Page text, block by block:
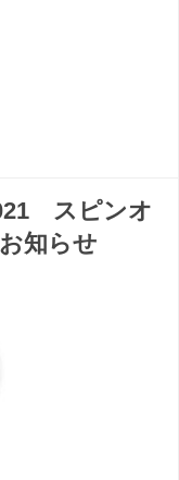
スピンオ
知らせ